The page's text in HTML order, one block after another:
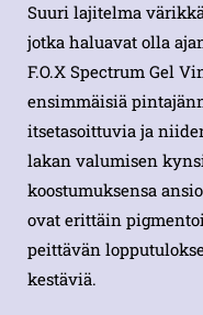
Suuri lajitelma
jotka haluavat olla
F.O.X Spectrum Gel
ensimmäisiä
itsetasoittuvia ja
lakan valumisen
koostumuksensa
ovat erittäin
peittävän
kestäviä.